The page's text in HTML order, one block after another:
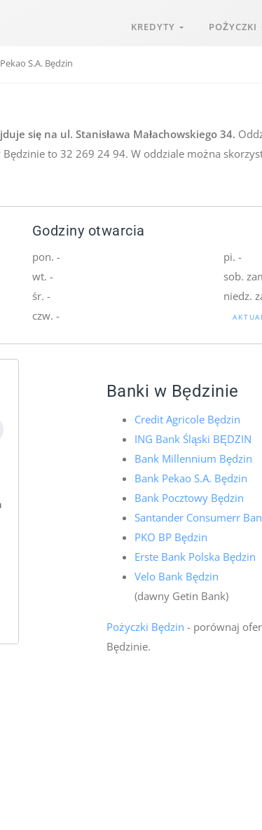
KREDYTY POŻYCZKI
S.A. Będzin
się na ul. Stanisława Małachowskiego 34.
to 32 269 24 94. W oddziale można
Godziny otwarcia
pon. -
wt. -
śr. -
czw. -
pi. -
sob.
niedz.
Banki w Będzinie
Credit Agricole Będzin
ING Bank Śląski BĘDZIN
Bank Millennium Będzin
Bank Pekao S.A. Będzin
Bank Pocztowy Będzin
Santander Consumerr
PKO BP Będzin
Erste Bank Polska Będzin
Velo Bank Będzin
(dawny Getin Bank)
Pożyczki Będzin - porównaj
Będzinie.